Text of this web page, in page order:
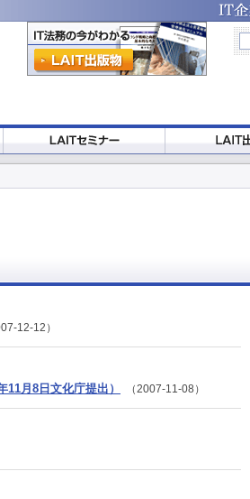
12-12）
月8日文化庁提出） （2007-11-08）